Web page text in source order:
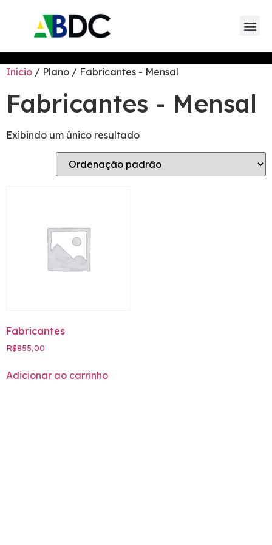
Início / Plano / Fabricantes - Mensal
Fabricantes - Mensal
Exibindo um único resultado
Fabricantes
R$855,00
Adicionar ao carrinho